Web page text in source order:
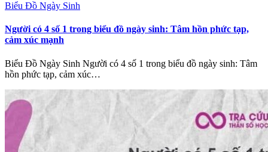
Biểu Đồ Ngày Sinh
Người có 4 số 1 trong biểu đồ ngày sinh: Tâm hồn phức tạp,
cảm xúc mạnh
Biểu Đồ Ngày Sinh Người có 4 số 1 trong biểu đồ ngày sinh: Tâm
hồn phức tạp, cảm xúc…